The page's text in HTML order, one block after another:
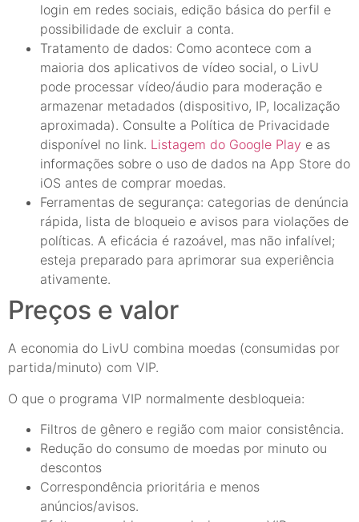
login em redes sociais, edição básica do perfil e
possibilidade de excluir a conta.
Tratamento de dados: Como acontece com a
maioria dos aplicativos de vídeo social, o LivU
pode processar vídeo/áudio para moderação e
armazenar metadados (dispositivo, IP, localização
aproximada). Consulte a Política de Privacidade
disponível no link. Listagem do Google Play e as
informações sobre o uso de dados na App Store do
iOS antes de comprar moedas.
Ferramentas de segurança: categorias de denúncia
rápida, lista de bloqueio e avisos para violações de
políticas. A eficácia é razoável, mas não infalível;
esteja preparado para aprimorar sua experiência
ativamente.
Preços e valor
A economia do LivU combina moedas (consumidas por
partida/minuto) com VIP.
O que o programa VIP normalmente desbloqueia:
Filtros de gênero e região com maior consistência.
Redução do consumo de moedas por minuto ou
descontos
Correspondência prioritária e menos
anúncios/avisos.